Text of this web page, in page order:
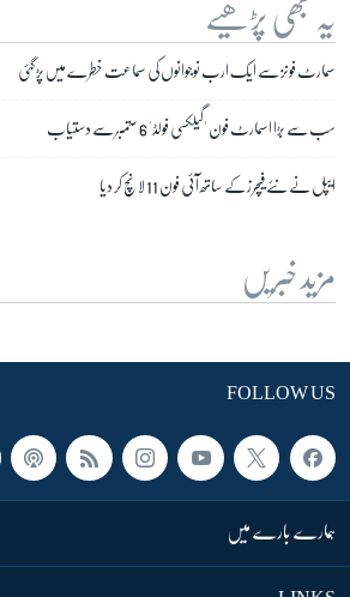
یہ بھی پڑھیے
سمارٹ فونز سے ایک ارب نوجوانوں کی سماعت خطرے میں پڑ گئی
سب سے بڑا اسمارٹ فون 'گیلکسی فولڈ' 6 ستمبر سے دستیاب
ایپل نے نئے فیچرز کے ساتھ آئی فون 11 لانچ کر دیا
مزید خبریں
FOLLOW US
ہمارے بارے میں